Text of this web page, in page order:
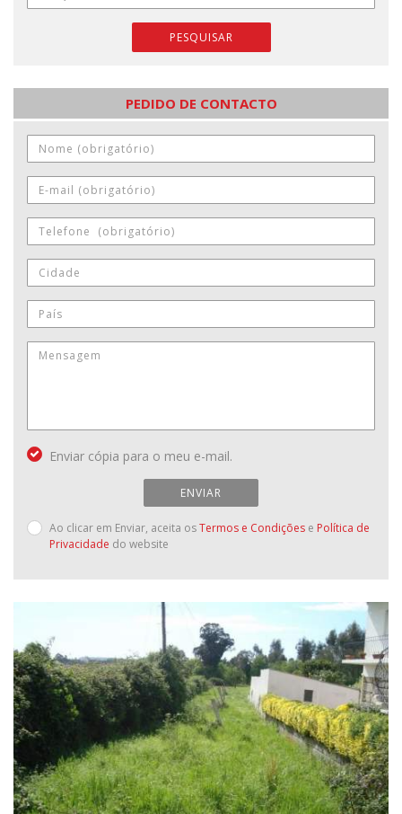
PESQUISAR
PEDIDO DE CONTACTO
Enviar cópia para o meu e-mail.
ENVIAR
Ao clicar em Enviar, aceita osTermos e Condições e Política de
Privacidade do website